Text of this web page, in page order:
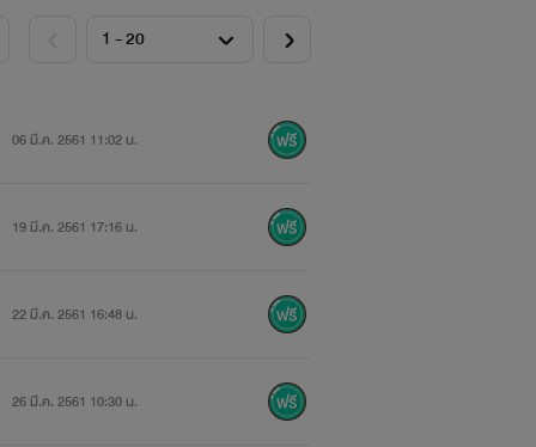
06 มี.ค. 2561 11:02 น.
19 มี.ค. 2561 17:16 น.
22 มี.ค. 2561 16:48 น.
26 มี.ค. 2561 10:30 น.